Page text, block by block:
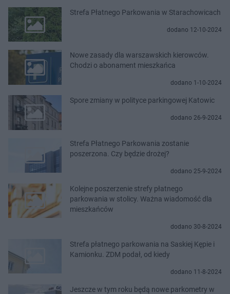
Strefa Płatnego Parkowania w Starachowicach
dodano 12-10-2024
Nowe zasady dla warszawskich kierowców.
Chodzi o abonament mieszkańca
dodano 1-10-2024
Spore zmiany w polityce parkingowej Katowic
dodano 26-9-2024
Strefa Płatnego Parkowania zostanie
poszerzona. Czy będzie drożej?
dodano 25-9-2024
Kolejne poszerzenie strefy płatnego
parkowania w stolicy. Ważna wiadomość dla
mieszkańców
dodano 30-8-2024
Strefa płatnego parkowania na Saskiej Kępie i
Kamionku. ZDM podał, od kiedy
dodano 11-8-2024
Jeszcze w tym roku będą nowe parkometry w